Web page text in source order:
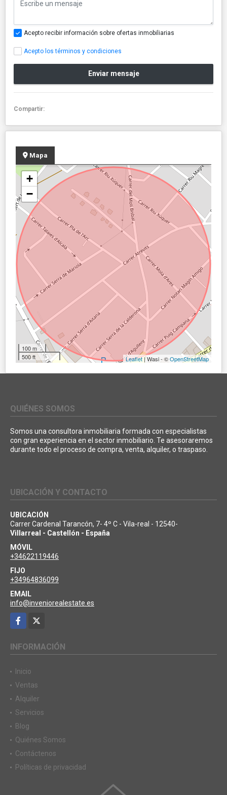
Acepto recibir información sobre ofertas inmobiliarias
Acepto los términos y condiciones
Enviar mensaje
Compartir:
Mapa
+
−
100 m
500 ft
Leaflet| Wasi - ©OpenStreetMap
QUIÉNES SOMOS
Somos una consultora inmobiliaria formada con especialistas
con gran experiencia en el sector inmobiliario. Te asesoraremos
durante todo el proceso de compra, venta, alquiler, o traspaso.
UBICACIÓN Y CONTACTO
UBICACIÓN
Carrer Cardenal Tarancón, 7- 4º C - Vila-real - 12540-
Villarreal - Castellón - España
MÓVIL
+34622119446
FIJO
+34964836099
EMAIL
info@inveniorealestate.es
Facebook
INFORMACIÓN
Inicio
Ventas
Alquiler
Servicios
Blog
Quiénes Somos
Contáctenos
Políticas de privacidad